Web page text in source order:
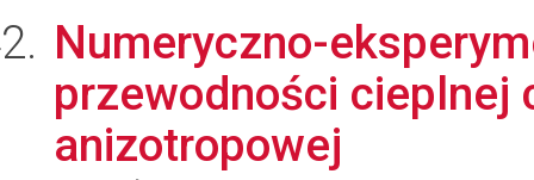
Numeryczno-
przewodności cieplnej
anizotropowej